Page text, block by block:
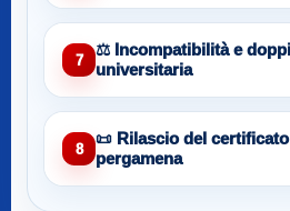
7
⚖️ Incompatibilità e
universitaria
8
📜 Rilascio del
pergamena